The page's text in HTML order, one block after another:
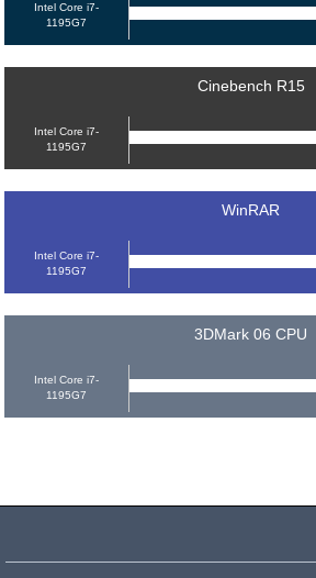
Intel Core i7-
1195G7
Cinebench R15
Intel Core i7-
1195G7
WinRAR
Intel Core i7-
1195G7
3DMark 06 CPU
Intel Core i7-
1195G7